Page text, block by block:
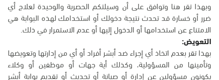
وبهذا تقر هنا وتوافق على أن وسيلتكم الحصرية والوحيدة لعلاج أي
ضرر أو خسارة قد تحدث نتيجة دخولك أو استخدامك لهذه البوابة هي
الامتناع عن استخدامها أو الدخول إليها أو عدم الاستمرار في ذلك.
التعويض:
بهذا تقر بعدم اتخاذ أي إجراء ضد أبشر أفراد أو أي من إدارتها وتعويضها
وتأمينها من المسؤولية، وكذلك أية جهات أو موظفين أو وكلاء
يكونون مسؤولين عن إدارة أو صيانة أو تحديث أو تقديم بوابة أبشر